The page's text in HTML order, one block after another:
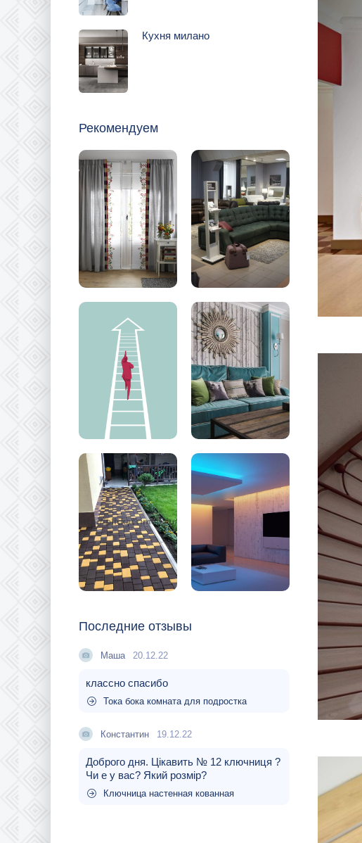
Кухня милано
Рекомендуем
Последние отзывы
Маша 20.12.22
классно спасибо
Тока бока комната для подростка
Константин 19.12.22
Доброго дня. Цікавить № 12 ключниця ?
Чи е у вас? Який розмір?
Ключница настенная кованная